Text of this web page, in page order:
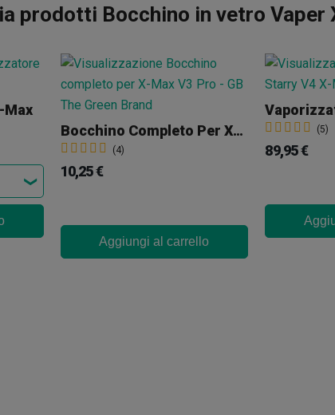
prodotti Bocchino in vetro Vaper
Max
Bocchino Completo Per X-Max V3 Pro
(4)
10,25 €
Aggiungi al carrello
(5)
89,95 €